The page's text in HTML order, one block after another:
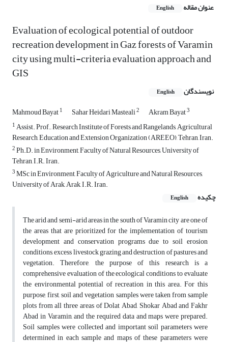
عنوان مقاله English
Evaluation of ecological potential of outdoor
recreation development in Gaz forests of Varamin
city using multi-criteria evaluation approach and
GIS
نویسندگان English
Mahmoud Bayat1 Sahar Heidari Masteali2 Akram Bayat3
1Assist. Prof., Research Institute of Forests and Rangelands, Agricultural
Research, Education and Extension Organization (AREEO), Tehran, Iran.
2Ph.D. in Environment, Faculty of Natural Resources, University of
Tehran, I.R. Iran.
3MSc in Environment, Faculty of Agriculture and Natural Resources,
University of Arak, Arak, I.R. Iran.
چکیده
English
The arid and semi-arid areas in the south of Varamin city are one of
the areas that are prioritized for the implementation of tourism
development and conservation programs due to soil erosion
conditions, excess livestock grazing and destruction of pastures and
vegetation. Therefore, the purpose of this research is a
comprehensive evaluation of the ecological conditions to evaluate
the environmental potential of recreation in this area. For this
purpose, first, soil and vegetation samples were taken from sample
plots from all three areas of Dolat Abad, Shokar Abad and Fakhr
Abad in Varamin, and the required data and maps were prepared.
Soil samples were collected and important soil parameters were
determined in each sample and maps of these parameters were